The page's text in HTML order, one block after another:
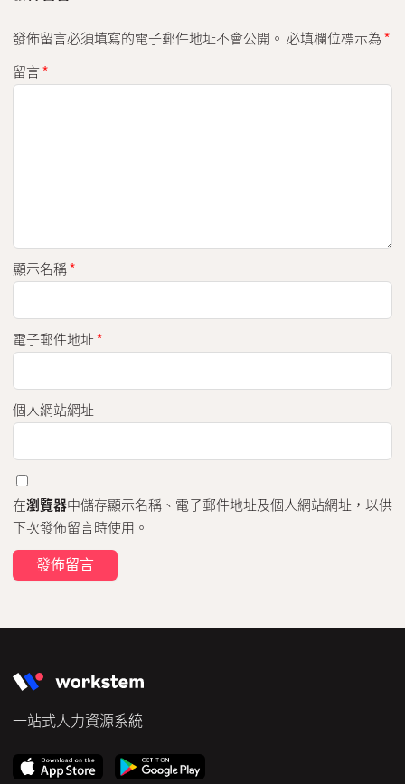
發佈留言必須填寫的電子郵件地址不會公開。 必填欄位標示為 *
留言*
顯示名稱*
電子郵件地址 *
個人網站網址
在瀏覽器中儲存顯示名稱、電子郵件地址及個人網站網址，以供
下次發佈留言時使用。
一站式人力資源系統